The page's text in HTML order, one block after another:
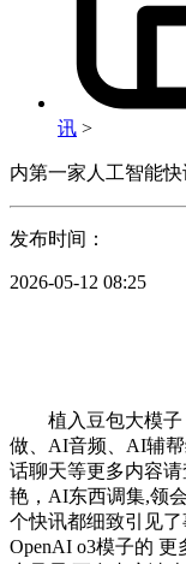
讯 >
内第一家人工智能
发布时间：
2026-05-12 08:25
植入豆包大模子
做、AI音频、AI辅
话聊天等更多内容
艳，AI东西调集,领
个快讯都细致引见
OpenAI o3模子的